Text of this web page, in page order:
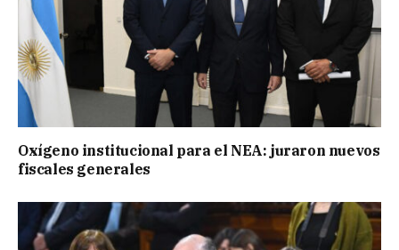
Oxígeno institucional para el NEA: juraron nuevos
fiscales generales